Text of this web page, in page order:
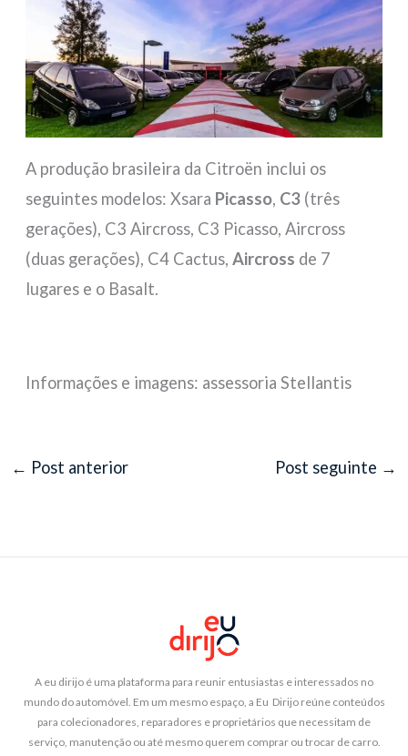
A produção brasileira da Citroën inclui os
seguintes modelos: Xsara Picasso, C3 (três
gerações), C3 Aircross, C3 Picasso, Aircross
(duas gerações), C4 Cactus,Aircross de 7
lugares e o Basalt.
Informações e imagens: assessoria Stellantis
← Post anterior Post seguinte →
A eu dirijo é uma plataforma para reunir entusiastas e interessados no
mundo do automóvel. Em um mesmo espaço, a Eu Dirijo reúne conteúdos
para colecionadores, reparadores e proprietários que necessitam de
serviço, manutenção ou até mesmo querem comprar ou trocar de carro.